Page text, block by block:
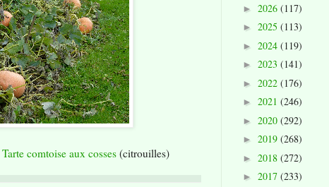
Tarte comtoise aux cosses (citrouilles)
► 2026 (117)
► 2025 (113)
► 2024 (119)
► 2023 (141)
► 2022 (176)
► 2021 (246)
► 2020 (292)
► 2019 (268)
► 2018 (272)
► 2017 (233)